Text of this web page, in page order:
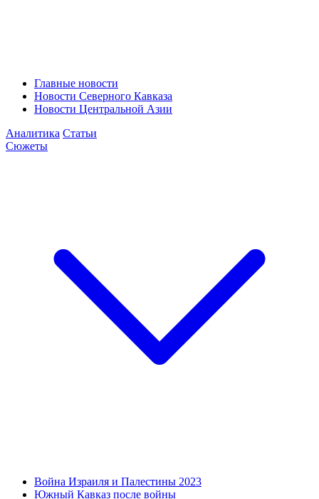
Главные новости
Новости Северного Кавказа
Новости Центральной Азии
Аналитика Статьи
Сюжеты
Война Израиля и Палестины 2023
Южный Кавказ после войны